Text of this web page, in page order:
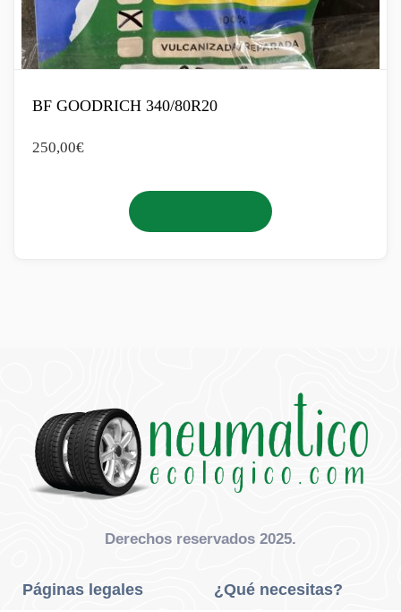
BF GOODRICH 340/80R20
250,00€
Derechos reservados 2025.
Páginas legales ¿Qué necesitas?